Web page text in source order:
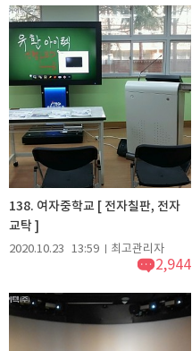
138. 여자중학교 [ 전자칠판, 전자
교탁 ]
2020.10.23 13:59 최고관리자
2,944